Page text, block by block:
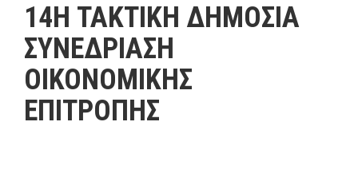
14Η ΤΑΚΤΙΚΗ ΔΗΜΟΣΙΑ
ΣΥΝΕΔΡΙΑΣΗ
ΟΙΚΟΝΟΜΙΚΗΣ
ΕΠΙΤΡΟΠΗΣ